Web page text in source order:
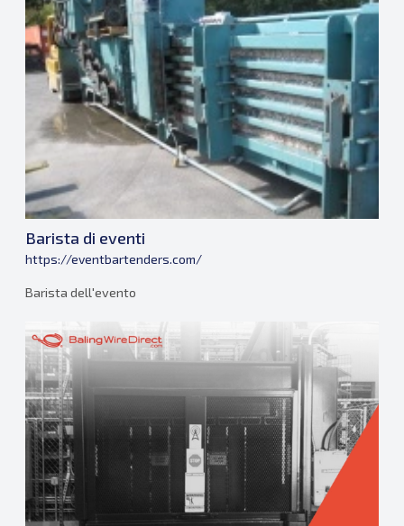
Barista di eventi
https://eventbartenders.com/
Barista dell'evento